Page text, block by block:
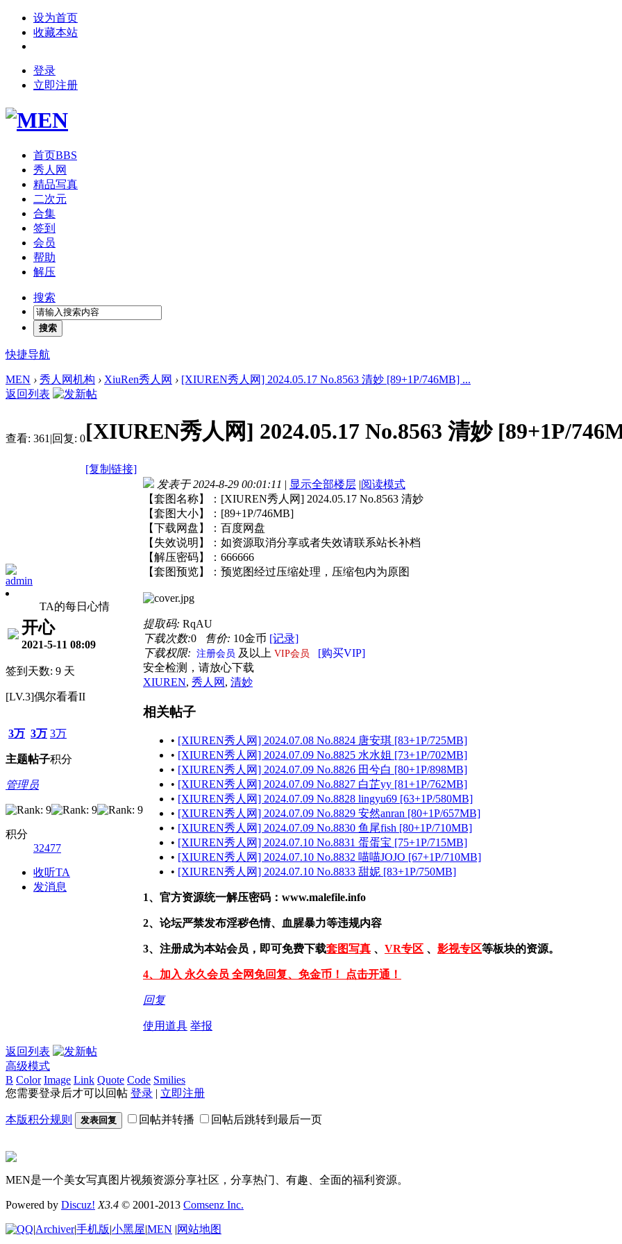
设为首页
收藏本站
登录
立即注册
首页BBS
秀人网
精品写真
二次元
合集
签到
会员
帮助
解压
搜索
搜索
快捷导航
MEN › 秀人网机构 › XiuRen秀人网 › [XIUREN秀人网] 2024.05.17 No.8563 清妙 [89+1P/746MB] ...
返回列表
查看: 361 |回复: 0[XIUREN秀人网] 2024.05.17 No.8563 清妙 [89+1P/
[复制链接]
admin
TA的每日心情
开心
2021-5-11 08:09
签到天数: 9 天
[LV.3]偶尔看看II
3万
主题
3万
帖子
3万
积分
管理员
积分
32477
收听TA
发消息
发表于 2024-8-29 00:01:11 | 显示全部楼层 |阅读模式
【套图名称】：[XIUREN秀人网] 2024.05.17 No.8563 清妙
【套图大小】：[89+1P/746MB]
【下载网盘】：百度网盘
【失效说明】：如资源取消分享或者失效请联系站长补档
【解压密码】：666666
【套图预览】：预览图经过压缩处理，压缩包内为原图
提取码: RqAU
下载次数:0 售价: 10金币 [记录]
下载权限: 注册会员 及以上 VIP会员
[购买VIP]
安全检测，请放心下载
XIUREN, 秀人网 , 清妙
相关帖子
• [XIUREN秀人网] 2024.07.08 No.8824 唐安琪 [83+1P/725MB]
• [XIUREN秀人网] 2024.07.09 No.8825 水水姐 [73+1P/702MB]
• [XIUREN秀人网] 2024.07.09 No.8826 田兮白 [80+1P/898MB]
• [XIUREN秀人网] 2024.07.09 No.8827 白芷yy [81+1P/762MB]
• [XIUREN秀人网] 2024.07.09 No.8828 lingyu69 [63+1P/580MB]
• [XIUREN秀人网] 2024.07.09 No.8829 安然anran [80+1P/657MB]
• [XIUREN秀人网] 2024.07.09 No.8830 鱼尾fish [80+1P/710MB]
• [XIUREN秀人网] 2024.07.10 No.8831 蛋蛋宝 [75+1P/715MB]
• [XIUREN秀人网] 2024.07.10 No.8832 喵喵JOJO [67+1P/710MB]
• [XIUREN秀人网] 2024.07.10 No.8833 甜妮 [83+1P/750MB]
1、官方资源统一解压密码：www.malefile.info
2、论坛严禁发布淫秽色情、血腥暴力等违规内容
3、注册成为本站会员，即可免费下载套图写真 、 VR专区 、 影视专区等板块的资源。
4、加入 永久会员 全网免回复、免金币！ 点击开通！
回复
使用道具 举报
返回列表
高级模式
B Color Image Link Quote Code Smilies
您需要登录后才可以回帖 登录 | 立即注册
本版积分规则 发表回复 回帖并转播 回帖后跳转到最后一页
MEN是一个美女写真图片视频资源分享社区，分享热门、有趣、全面的福利资源。
Powered by Discuz! X3.4 © 2001-2013 Comsenz Inc.
|Archiver|手机版|小黑屋|MEN |网站地图